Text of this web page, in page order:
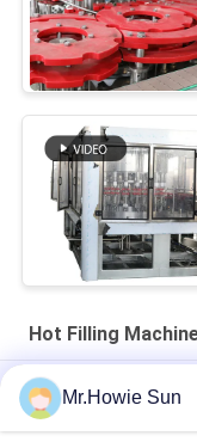
Hot Filling
Plastic Bottle Hot
Processing
Mr.Howie Sun